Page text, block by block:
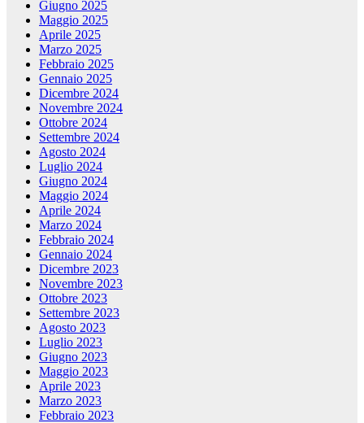
Giugno 2025
Maggio 2025
Aprile 2025
Marzo 2025
Febbraio 2025
Gennaio 2025
Dicembre 2024
Novembre 2024
Ottobre 2024
Settembre 2024
Agosto 2024
Luglio 2024
Giugno 2024
Maggio 2024
Aprile 2024
Marzo 2024
Febbraio 2024
Gennaio 2024
Dicembre 2023
Novembre 2023
Ottobre 2023
Settembre 2023
Agosto 2023
Luglio 2023
Giugno 2023
Maggio 2023
Aprile 2023
Marzo 2023
Febbraio 2023